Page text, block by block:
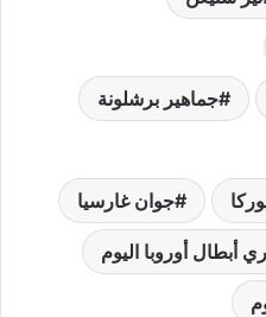
جماهير برشلونة
جوان غارسيا
أبطال أوروبا اليوم